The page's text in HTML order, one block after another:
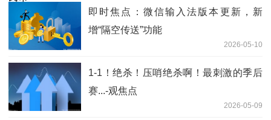
即时焦点：微信输入法版本更新，新
增“隔空传送”功能
2026-05-10
1-1！绝杀！压哨绝杀啊！最刺激的季后
赛...-观焦点
2026-05-09